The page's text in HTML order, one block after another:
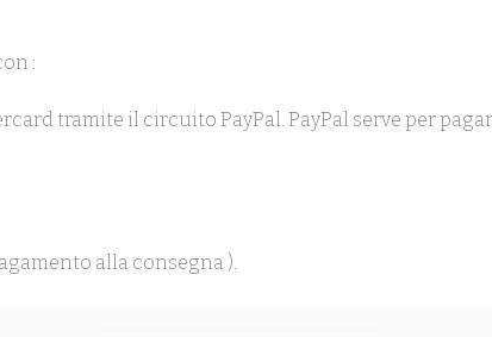
:
tramite il circuito PayPal. PayPal serve per
alla consegna ).